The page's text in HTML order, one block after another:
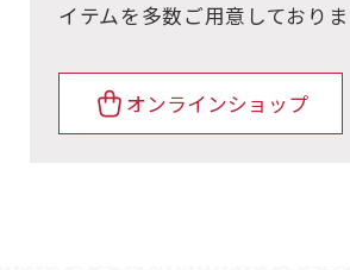
イテムを多数ご用意しておりま
オンラインショップ